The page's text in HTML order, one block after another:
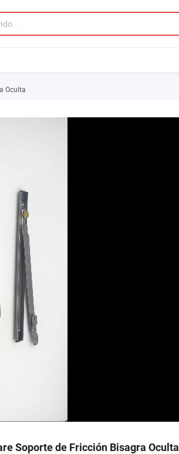
Oculta
Soporte de Fricción Bisagra Oculta